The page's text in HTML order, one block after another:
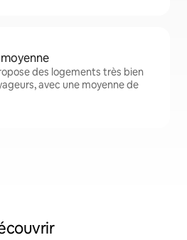
des logements très bien
avec une moyenne de